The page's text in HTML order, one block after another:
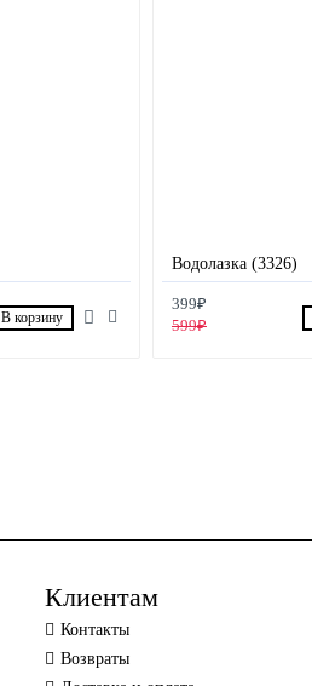
В корзину
Водолазка (3326)
399₽
599₽
Клиентам
Контакты
Возвраты